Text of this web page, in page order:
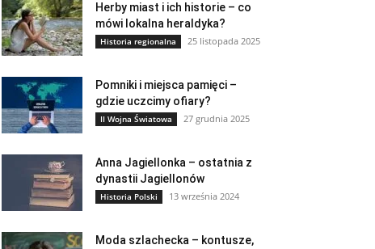
Herby miast i ich historie – co
mówi lokalna heraldyka?
Historia regionalna 25 listopada 2025
Pomniki i miejsca pamięci –
gdzie uczcimy ofiary?
II Wojna Światowa 27 grudnia 2025
Anna Jagiellonka – ostatnia z
dynastii Jagiellonów
Historia Polski 13 września 2024
Moda szlachecka – kontusze,